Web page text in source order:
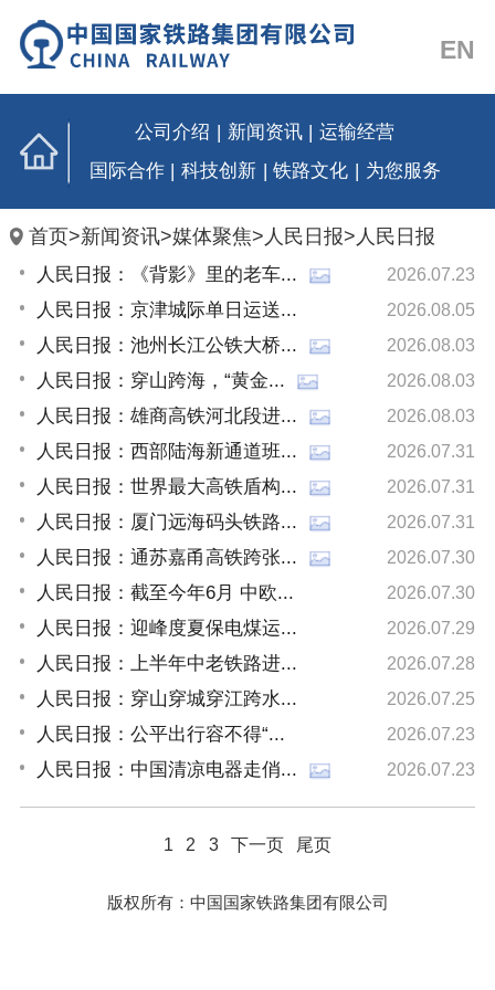
EN
公司介绍 新闻资讯
运输经营
国际合作 | 科技创新 | 铁路文化 | 为您服务
首页>新闻资讯>媒体聚焦> 人民日报> 人民日报
人民日报：《背影》里的老车... 2026.07.23
人民日报：京津城际单日运送... 2026.08.05
人民日报：池州长江公铁大桥... 2026.08.03
人民日报：穿山跨海，“黄金... 2026.08.03
人民日报：雄商高铁河北段进... 2026.08.03
人民日报：西部陆海新通道班... 2026.07.31
人民日报：世界最大高铁盾构... 2026.07.31
人民日报：厦门远海码头铁路... 2026.07.31
人民日报：通苏嘉甬高铁跨张... 2026.07.30
人民日报：截至今年6月 中欧... 2026.07.30
人民日报：迎峰度夏保电煤运... 2026.07.29
人民日报：上半年中老铁路进... 2026.07.28
人民日报：穿山穿城穿江跨水... 2026.07.25
人民日报：公平出行容不得“... 2026.07.23
人民日报：中国清凉电器走俏... 2026.07.23
1 2 3 下一页 尾页
版权所有：中国国家铁路集团有限公司